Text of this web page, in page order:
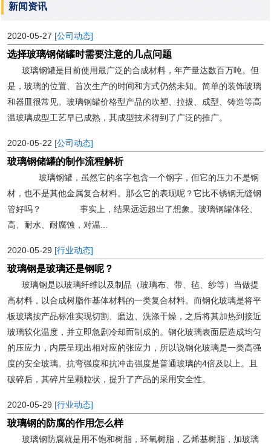
新闻资讯
2020-05-27 [公司动态]
选择玻璃钢储罐时需要注意的几点问题
玻璃钢罐是目前使用最广泛的合成材料，年产量达数百万吨。但
是，玻璃的位置、首次生产的时间和方式仍然未知。简单的装饰玻璃
和器皿很常见。玻璃钢罐价格型产品的吹塑、拉拔、成型、铸造等高
温玻璃成型工艺早已成熟，其成型技术得到了广泛的推广。
2020-05-22 [公司动态]
玻璃钢储罐的制作流程解析
玻璃钢罐，虽然它的名字包含一个钢字，但它的压力不是钢
材，也不是其他金属复合材料。那么它的表现呢？它比不锈钢无缝钢
管好吗？ 事实上，结果远远超出了想象。玻璃钢罐体轻、
高、耐水、耐腐蚀，对温...
2020-05-29 [行业动态]
玻璃钢是玻璃还是钢呢？
玻璃钢是以玻璃纤维以及制品（玻璃布、带、毡、纱等）当做提
高材料，以合成树脂作基体材料的一类复合材料。而钢化玻璃是将平
板玻璃按产品标准实现切割、磨边、洗涤干燥，之后将其加热到接近
玻璃软化温度，并立即急剧冷却而制成的。钢化玻璃表面层造成均匀
的压应力，内层呈现出相对应的张应力，所以说钢化玻璃是一类高强
度的安全玻璃。抗弯强度和抗冲击强度是普通玻璃的4倍及以上。且
破碎后，其碎片呈颗粒状，提升了产品的采用安全性。
2020-05-29 [行业动态]
玻璃钢的防腐的作用怎么样
玻璃钢防腐就是用不饱和树脂，环氧树脂，乙烯基树脂，加玻璃